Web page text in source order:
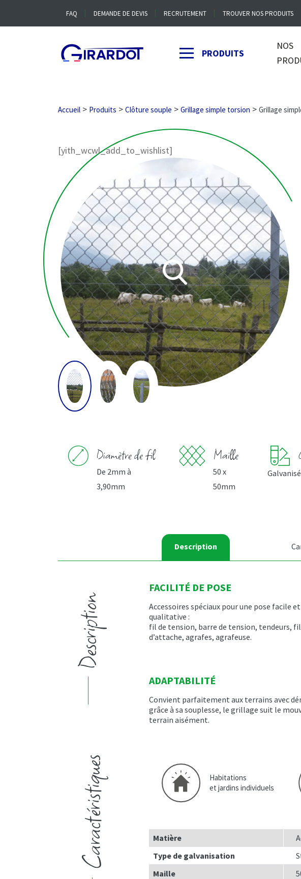
FAQ DEMANDE DE DEVIS RECRUTEMENT TROUVER NOS PRODUITS
PRODUITS
NOS
Accueil > Produits > Clôture souple > Grillage simple torsion > Grillage
[yith_wcwl_add_to_wishlist]
Diamètre de fil
De 2mm à
3,90mm
Maille
50 x
50mm
Galvanisé
Description
Description
FACILITÉ DE POSE
Accessoires spéciaux pour une pose facile et
qualitative :
fil de tension, barre de tension, tendeurs, fil
d’attache, agrafes, agrafeuse.
ADAPTABILITÉ
Convient parfaitement aux terrains avec
grâce à sa souplesse, le grillage suit le
terrain aisément.
Caractéristiques
Habitations
et jardins individuels
Matière
Type de galvanisation
Maille